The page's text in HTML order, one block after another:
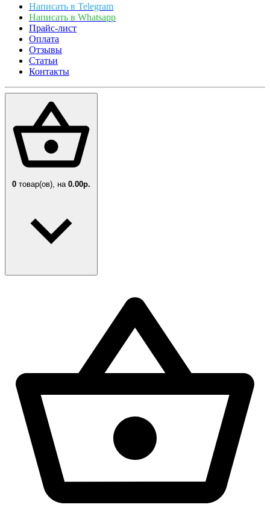
Написать в Telegram
Написать в Whatsapp
Прайс-лист
Оплата
Отзывы
Статьи
Контакты
0 товар(ов), на 0.00р.